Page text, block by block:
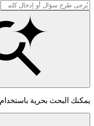
يمكنك البحث بحرية